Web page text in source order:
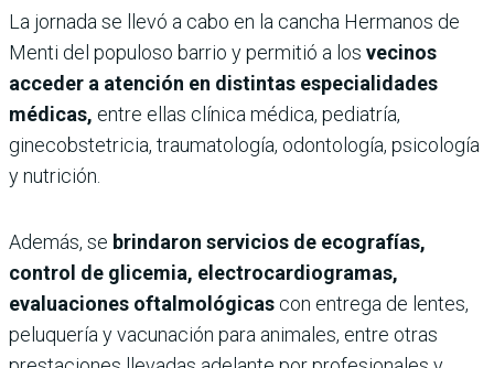
La jornada se llevó a cabo en la cancha Hermanos de
Menti del populoso barrio y permitió a los vecinos
acceder a atención en distintas especialidades
médicas, entre ellas clínica médica, pediatría,
ginecobstetricia, traumatología, odontología, psicología
y nutrición.
Además, se brindaron servicios de ecografías,
control de glicemia, electrocardiogramas,
evaluaciones oftalmológicas con entrega de lentes,
peluquería y vacunación para animales, entre otras